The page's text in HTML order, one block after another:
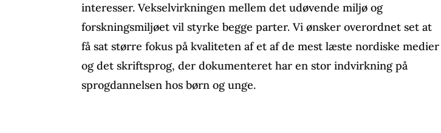
interesser. Vekselvirkningen mellem det udøvende miljø og
forskningsmiljøet vil styrke begge parter. Vi ønsker overordnet set at
få sat større fokus på kvaliteten af et af de mest læste nordiske medier
og det skriftsprog, der dokumenteret har en stor indvirkning på
sprogdannelsen hos børn og unge.